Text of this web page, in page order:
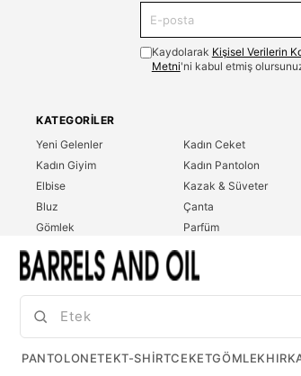
Kaydolarak Kişisel Verilerin
Metni'ni kabul etmiş
KATEGORILER
Yeni Gelenler
Kadın Giyim
Elbise
Bluz
Gömlek
T-Shirt
Sweatshirt
Kadın Ceket
Kadın Pantolon
Kazak & Süveter
Çanta
Parfüm
Erkek Giyim
PANTOLONETEKT-SHIRTCEKETGÖMLEK